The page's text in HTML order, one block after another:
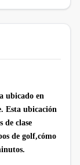
ubicado en
Esta ubicación
de clase
de golf,cómo